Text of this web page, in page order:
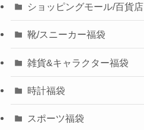
ショッピングモール/百貨店
靴/スニーカー福袋
雑貨&キャラクター福袋
時計福袋
スポーツ福袋